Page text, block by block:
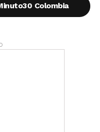
Colombia